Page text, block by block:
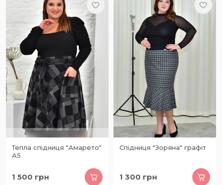
Тепла спідниця "Амарето"
А5
1 500 грн
Спідниця "Зоряна" графіт
1 300 грн